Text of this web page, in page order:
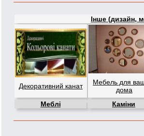
Інше (дизайн,
Декоративний канат
Мебель для
дома
Меблі
Каміни